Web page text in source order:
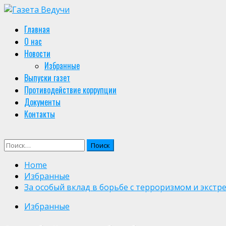
Skip
content
Primary
Menu
Главная
О нас
Новости
Избранные
Выпуски газет
Противодействие коррупции
Документы
Контакты
Найти:
Home
Избранные
За особый вклад в борьбе с терроризмом и
Избранные